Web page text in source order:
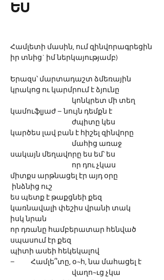
ԵՍ
Համլետի մասին, ում զինվորագրեցին
իր տնից` իմ ներկայությամբ)
Երազս՝ մարտադաշտ ձմեռային
կրակոց ու կարմրում է ձյունը
			կոնկրետ մի տեղ
կամուֆլյաժ – նույն դեմքն է
			ժպիտը կես
կարծես լավ բան է հիշել զինվորը
			մահից առաջ
սակայն մեղավորը ես եմ՝ ես
			որ դու չկաս
միտքս արթնացել էր այդ օրը
ինձնից ուշ
ես պետք է թաքցնեի քեզ
կառնավալի փեշիս վրանի տակ
իսկ նրան
որ դռանը համբերատար հենված
սպասում էր քեզ
պիտի ասեի հեկեկալով
–	Համլե՞տը, օ~հ, նա մահացել է
			վաղո~ւց չկա